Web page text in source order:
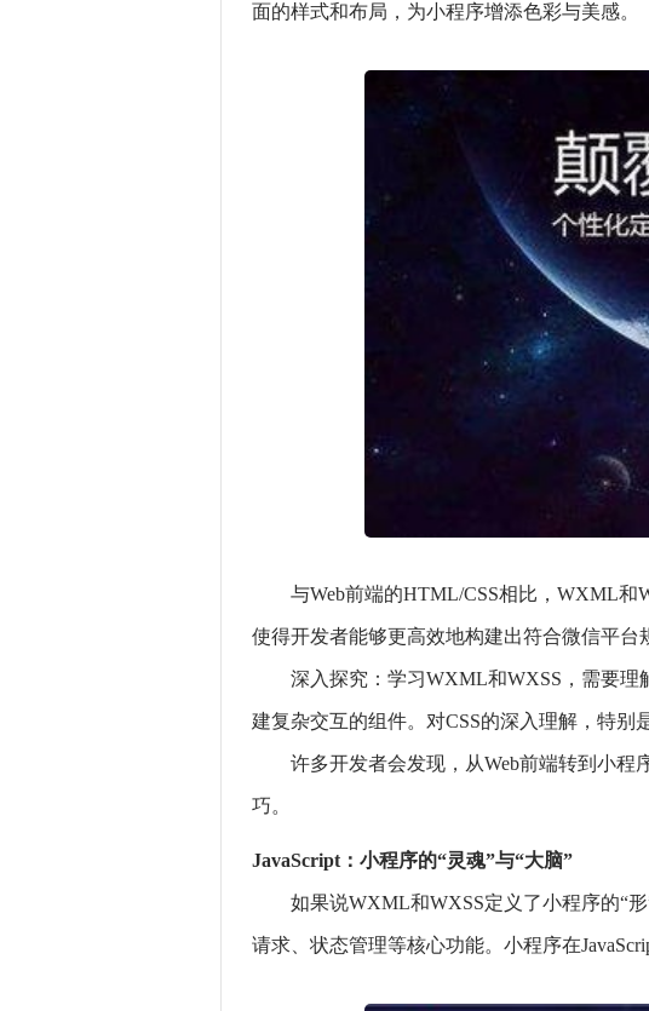
面的样式和布局，为小程序增添色彩与美感。
与Web前端的HTML/CSS相比，WXML和
使得开发者能够更高效地构建出符合微信平台
深入探究：学习WXML和WXSS，需要理
建复杂交互的组件。对CSS的深入理解，特别
许多开发者会发现，从Web前端转到小
巧。
JavaScript：小程序的“灵魂”与“大脑”
如果说WXML和WXSS定义了小程序的“
请求、状态管理等核心功能。小程序在